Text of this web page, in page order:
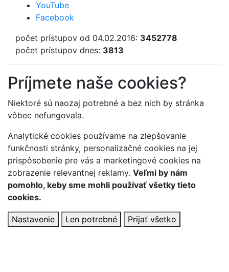
YouTube
Facebook
počet prístupov od 04.02.2016: 3452778
počet prístupov dnes: 3813
Príjmete naše cookies?
Niektoré sú naozaj potrebné a bez nich by stránka
vôbec nefungovala.
Analytické cookies používame na zlepšovanie
funkčnosti stránky, personalizačné cookies na jej
prispôsobenie pre vás a marketingové cookies na
zobrazenie relevantnej reklamy. Veľmi by nám
pomohlo, keby sme mohli používať všetky tieto
cookies.
Nastavenie Len potrebné Prijať všetko